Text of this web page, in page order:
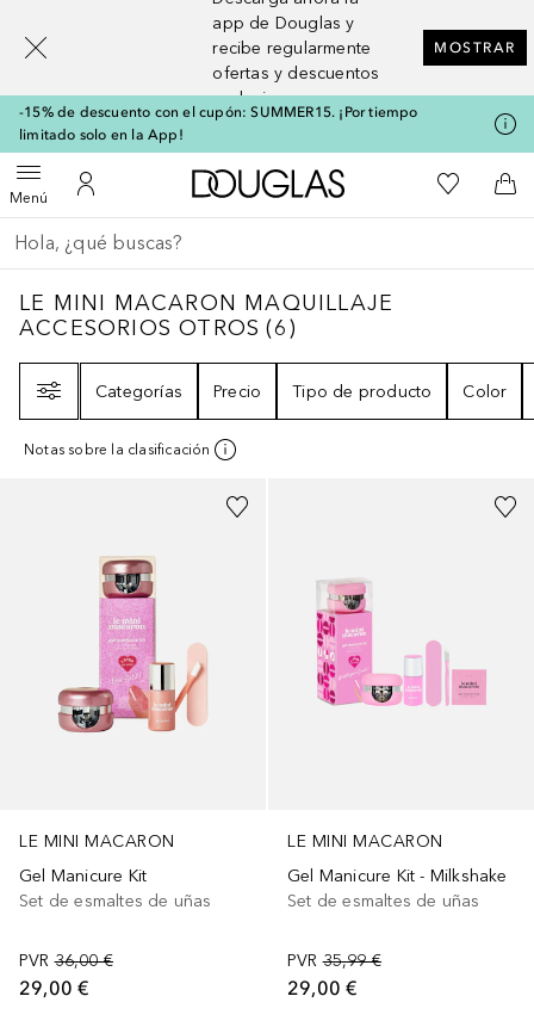
app de Douglas y
recibe regularmente
ofertas y descuentos
exclusivos
MOSTRAR
-15% de descuento con el cupón: SUMMER15. ¡Por tiempo
limitado solo en la App!
MenúAbrir menúMi cuenta
A Douglas HomeMi lista de
A
Regresar
Ejecutar búsqueda
LE MINI MACARON MAQUILLAJE
LE MINI MACARON MAQUILLAJE
ACCESORIOS OTROS (6)
Categorías
Precio Tipo de producto Color
Notas sobre la clasificación
LE MINI MACARON
Gel Manicure Kit
Set de esmaltes de uñas
PVR 36,00 €
29,00 €
LE MINI MACARON
Gel Manicure Kit - Milkshake
Set de esmaltes de uñas
PVR 35,99 €
29,00 €
[navigation.slideout.screenreader]